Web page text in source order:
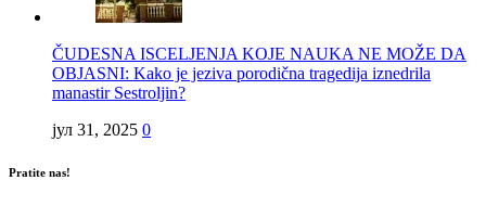
ČUDESNA ISCELJENJA KOJE NAUKA NE MOŽE DA
OBJASNI: Kako je jeziva porodična tragedija iznedrila
manastir Sestroljin?
јул 31, 2025 0
Pratite nas!